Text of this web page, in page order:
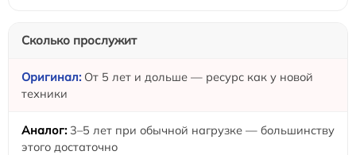
Сколько прослужит
От 5 лет и дольше — ресурс как у новой
техники
3–5 лет при обычной нагрузке — большинству
этого достаточно